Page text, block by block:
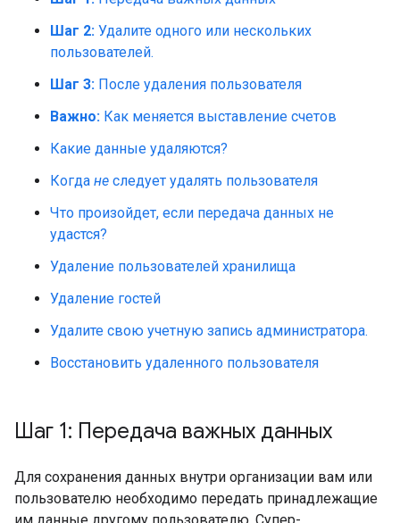
Шаг 2: Удалите одного или нескольких
пользователей.
Шаг 3: После удаления пользователя
Важно: Как меняется выставление счетов
Какие данные удаляются?
Когда не следует удалять пользователя
Что произойдет, если передача данных не
удастся?
Удаление пользователей хранилища
Удаление гостей
Удалите свою учетную запись администратора.
Восстановить удаленного пользователя
Шаг 1: Передача важных данных
Для сохранения данных внутри организации вам или
пользователю необходимо передать принадлежащие
им данные другому пользователю. Супер-